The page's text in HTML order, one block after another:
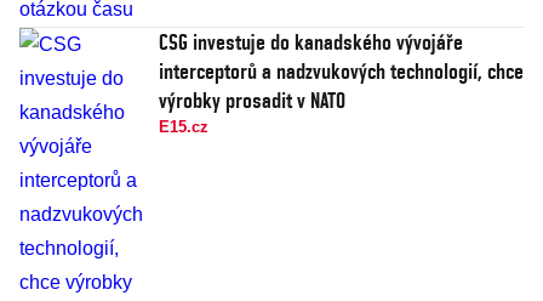
CSG investuje do kanadského vývojáře
interceptorů a nadzvukových technologií, chce
výrobky prosadit v NATO
E15.cz